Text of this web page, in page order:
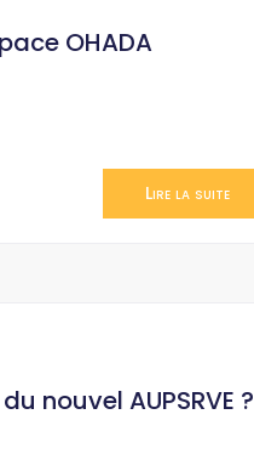
OHADA
Lire la suite
nouvel AUPSRVE ?